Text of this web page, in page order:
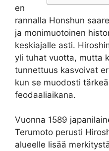
en
rannalla Honshun
ja monimuotoinen
keskiajalle asti.
yli tuhat vuotta, mutta
tunnettuus kasvoivat
kun se muodosti
feodaaliaikana.
Vuonna 1589
Terumoto perusti
alueelle lisää